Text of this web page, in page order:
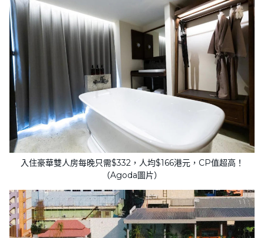
入住豪華雙人房每晚只需$332，人均$166港元，CP值超高！
（Agoda圖片）